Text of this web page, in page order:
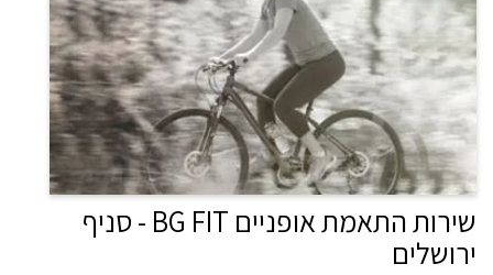
שירות התאמת אופניים BG FIT - סניף
ירושלים